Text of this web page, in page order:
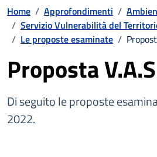
Home / Approfondimenti /
/ Servizio Vulnerabilità del
/ Le proposte esaminate /
Proposta
Di seguito le proposte
2022.